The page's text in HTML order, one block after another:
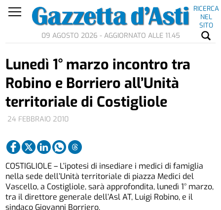
RICERCA
NEL
SITO
09 AGOSTO 2026 - AGGIORNATO ALLE 11.45
24 FEBBRAIO 2010
Lunedì 1° marzo incontro tra
Robino e Borriero all’Unità
territoriale di Costigliole
COSTIGLIOLE – L’ipotesi di insediare i medici di famiglia
nella sede dell’Unità territoriale di piazza Medici del
Vascello, a Costigliole, sarà approfondita, lunedì 1° marzo,
tra il direttore generale dell’Asl AT, Luigi Robino, e il
sindaco Giovanni Borriero.